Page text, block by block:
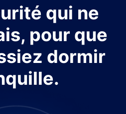
qui ne
pour que
dormir